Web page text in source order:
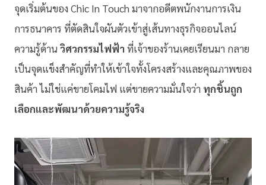
จุดเริ่มต้นของ Chic In Touch มาจากอดีตพนักงานการเงิน
การธนาคาร ที่ตัดสินใจผันตัวเข้าสู่เส้นทางธุรกิจออนไลน์
ความรู้ด้าน วิศวกรรมไฟฟ้าที่เจ้าของร้านเคยเรียนมา กลาย
เป็นจุดแข็งสำคัญที่ทำให้เข้าใจทั้งโครงสร้างและคุณภาพของ
สินค้า ไม่ใช่แค่ขายโคมไฟ แต่ขายความมั่นใจว่า ทุกชิ้นถูก
เลือกและพัฒนาด้วยความรู้จริง